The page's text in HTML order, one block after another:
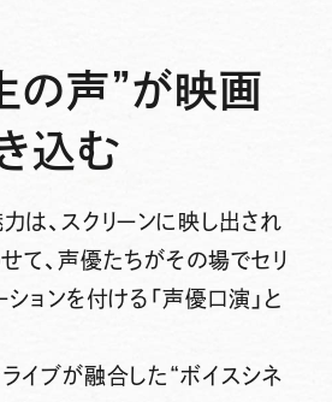
の声”が映画
込む
は、スクリーンに映し出され
て、声優たちがその場でセリ
ョンを付ける「声優口演」と
イブが融合した“ボイスシネ